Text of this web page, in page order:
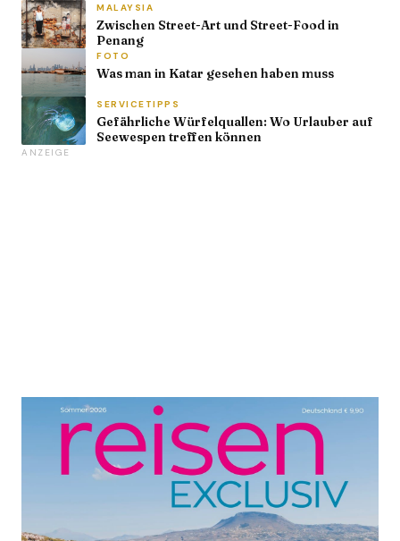
MALAYSIA
Zwischen Street-Art und Street-Food in
Penang
FOTO
Was man in Katar gesehen haben muss
SERVICETIPPS
Gefährliche Würfelquallen: Wo Urlauber auf
Seewespen treffen können
ANZEIGE